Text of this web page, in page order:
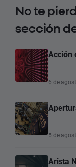
No te
sección
Acción
6 de
5 de
Arista